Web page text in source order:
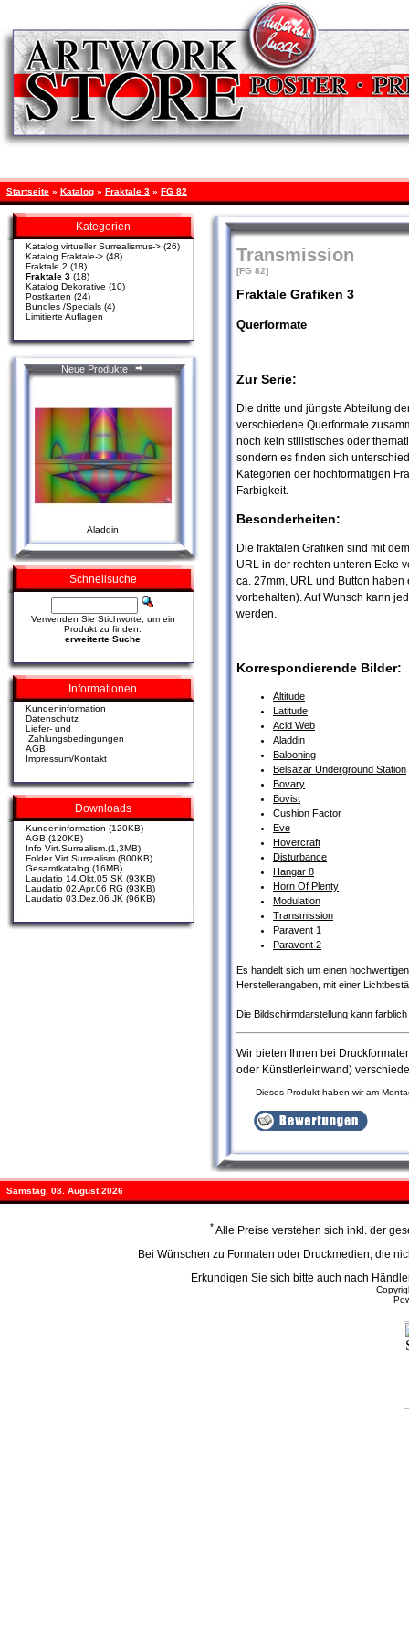
Startseite » Katalog » Fraktale 3 » FG 82
Kategorien
Katalog virtueller Surrealismus-> (26)
Katalog Fraktale-> (48)
Fraktale 2 (18)
Fraktale 3 (18)
Katalog Dekorative (10)
Postkarten (24)
Bundles /Specials (4)
Limitierte Auflagen
Neue Produkte
Aladdin
Schnellsuche
Verwenden Sie Stichworte, um ein
Produkt zu finden.
erweiterte Suche
Informationen
Kundeninformation
Datenschutz
Liefer- und
Zahlungsbedingungen
AGB
Impressum/Kontakt
Downloads
Kundeninformation (120KB)
AGB (120KB)
Info Virt.Surrealism.(1,3MB)
Folder Virt.Surrealism.(800KB)
Gesamtkatalog (16MB)
Laudatio 14.Okt.05 SK (93KB)
Laudatio 02.Apr.06 RG (93KB)
Laudatio 03.Dez.06 JK (96KB)
Transmission
[FG 82]
Fraktale Grafiken 3
Querformate
Zur Serie:
Die dritte und jüngste Abteilung
verschiedene Querformate
noch kein stilistisches oder
sondern es finden sich
Kategorien der hochformatigen
Farbigkeit.
Besonderheiten:
Die fraktalen Grafiken sind mit
URL in der rechten unteren Ecke
ca. 27mm, URL und Button
vorbehalten). Auf Wunsch kann
werden.
Korrespondierende Bilder:
Altitude
Latitude
Acid Web
Aladdin
Balooning
Belsazar Underground Station
Bovary
Bovist
Cushion Factor
Eve
Hovercraft
Disturbance
Hangar 8
Horn Of Plenty
Modulation
Transmission
Paravent 1
Paravent 2
Es handelt sich um einen
Herstellerangaben, mit einer
Die Bildschirmdarstellung kann
Wir bieten Ihnen bei
oder Künstlerleinwand)
Dieses Produkt haben wir am
Samstag, 08. August 2026
*Alle Preise verstehen sich inkl. der
Bei Wünschen zu Formaten oder Druckmedien, die
Erkundigen Sie sich bitte auch nach